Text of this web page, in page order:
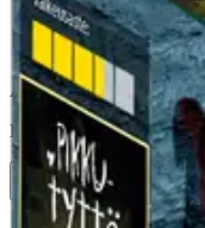
8,46 €
Asiakasomistajahinta
Hinta ilman S-Etukorttia:
Verkkokaupan hinta
Valitse toimitustapa